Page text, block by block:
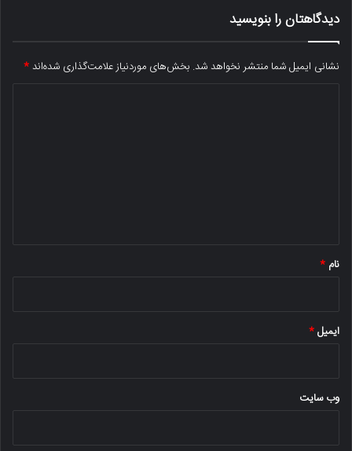
دیدگاهتان را بنویسید
نشانی ایمیل شما منتشر نخواهد شد. بخش‌های موردنیاز علامت‌گذاری شده‌اند*
نام *
ایمیل*
وب‌ سایت